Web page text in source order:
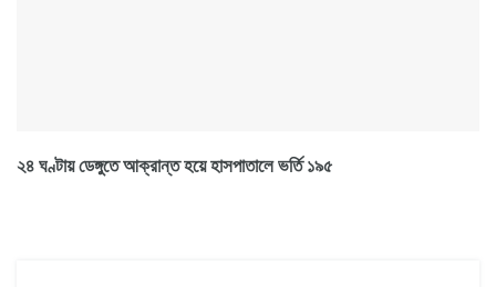
২৪ ঘণ্টায় ডেঙ্গুতে আক্রান্ত হয়ে হাসপাতালে ভর্তি ১৯৫